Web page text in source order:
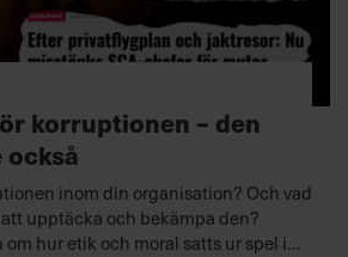
korruptionen – den
inom din organisation? Och vad
upptäcka och bekämpa den?
hur etik och moral satts ur spel i